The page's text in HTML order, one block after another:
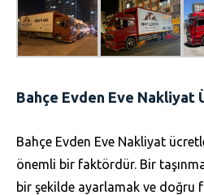
Bahçe Evden Eve Nakliyat
Bahçe Evden Eve Nakliyat
önemli bir faktördür. Bir
bir şekilde ayarlamak ve doğru